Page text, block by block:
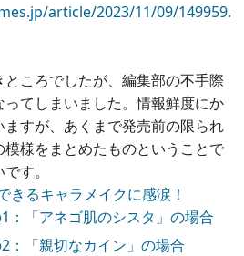
article/2023/11/09/149959.
ころでしたが、編集部の不手際
てしまいました。情報鮮度にか
すが、あくまで発売前の限られ
様をまとめたものということで
す。
きるキャラメイクに感涙！
：「アネゴ肌のシスタ」の場合
：「親切なカイン」の場合